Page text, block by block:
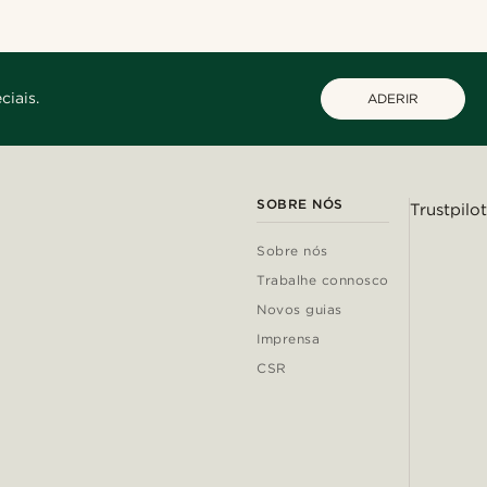
ADERIR
SOBRE NÓS
Sobre nós
Trabalhe connosco
Novos guias
Imprensa
CSR
Trustpilot